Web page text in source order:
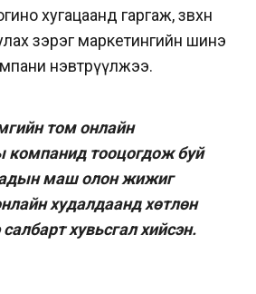
хугацаанд гаргаж, зөвхөн
зэрэг маркетингийн шинэ
нэвтрүүлжээ.
том онлайн
компанид тооцогдож буй
маш олон жижиг
худалдаанд хөтлөн
хувьсгал хийсэн.